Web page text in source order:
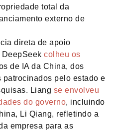
total da
externo de
direta de apoio
colheu os
de IA da China, dos
pelo estado e
Liang se envolveu
do governo, incluindo
Li Qiang, refletindo a
empresa para as